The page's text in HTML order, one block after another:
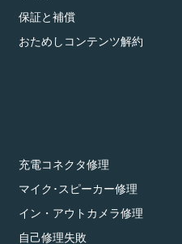
保証と補償
おためしコンテンツ解約
充電コネクタ修理
マイク･スピーカー修理
イン・アウトカメラ修理
自己修理失敗